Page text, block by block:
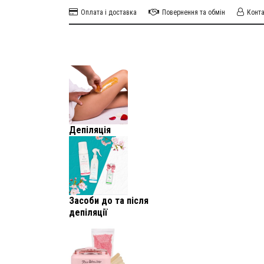
Оплата і доставка Повернення та обмін
Депіляція
Засоби до та після
депіляції